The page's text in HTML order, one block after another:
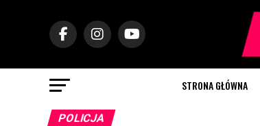
STRONA GŁÓWNA
POLICJA